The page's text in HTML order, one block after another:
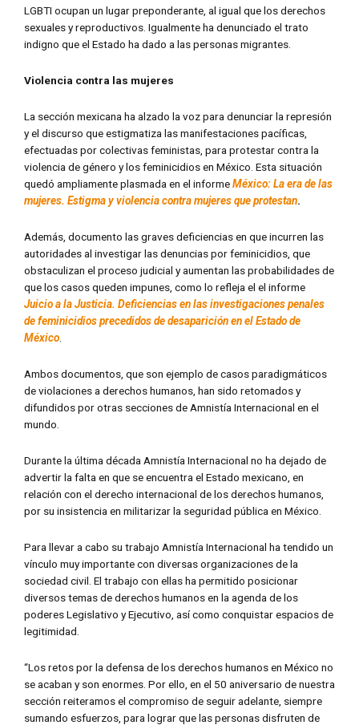
LGBTI ocupan un lugar preponderante, al igual que los derechos
sexuales y reproductivos. Igualmente ha denunciado el trato
indigno que el Estado ha dado a las personas migrantes.
Violencia contra las mujeres
La sección mexicana ha alzado la voz para denunciar la represión
y el discurso que estigmatiza las manifestaciones pacíficas,
efectuadas por colectivas feministas, para protestar contra la
violencia de género y los feminicidios en México. Esta situación
quedó ampliamente plasmada en el informeMéxico: La era de las
mujeres. Estigma y violencia contra mujeres que protestan.
Además, documento las graves deficiencias en que incurren las
autoridades al investigar las denuncias por feminicidios, que
obstaculizan el proceso judicial y aumentan las probabilidades de
que los casos queden impunes, como lo refleja el el informe
Juicio a la Justicia. Deficiencias en las investigaciones penales
de feminicidios precedidos de desaparición en el Estado de
México
Ambos documentos, que son ejemplo de casos paradigmáticos
de violaciones a derechos humanos, han sido retomados y
difundidos por otras secciones de Amnistía Internacional en el
mundo.
Durante la última década Amnistía Internacional no ha dejado de
advertir la falta en que se encuentra el Estado mexicano, en
relación con el derecho internacional de los derechos humanos,
por su insistencia en militarizar la seguridad pública en México.
Para llevar a cabo su trabajo Amnistía Internacional ha tendido un
vínculo muy importante con diversas organizaciones de la
sociedad civil. El trabajo con ellas ha permitido posicionar
diversos temas de derechos humanos en la agenda de los
poderes Legislativo y Ejecutivo, así como conquistar espacios de
legitimidad.
“Los retos por la defensa de los derechos humanos en México no
se acaban y son enormes. Por ello, en el 50 aniversario de nuestra
sección reiteramos el compromiso de seguir adelante, siempre
sumando esfuerzos, para lograr que las personas disfruten de